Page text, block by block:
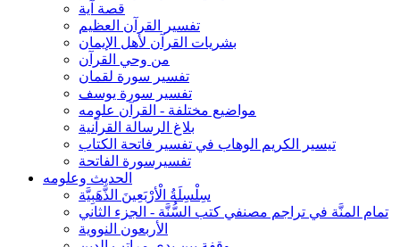
قصة آية
تفسير القرآن العظيم
بشريات القرآن لأهل الإيمان
من وحي القرآن
تفسير سورة لقمان
تفسير سورة يوسف
مواضيع مختلفة - القرآن علومه
بلاغ الرسالة القرآنية
تيسير الكريم الوهاب في تفسير فاتحة الكتاب
تفسيرسورة الفاتحة
الحديث وعلومه
سِلْسِلَةُ الْأرْبَعِينَ الذَّهَبِيَّة
تمام المنَّة في تراجم مصنفي كتب السُّنَّة - الجزء الثاني
الأربعون النووية